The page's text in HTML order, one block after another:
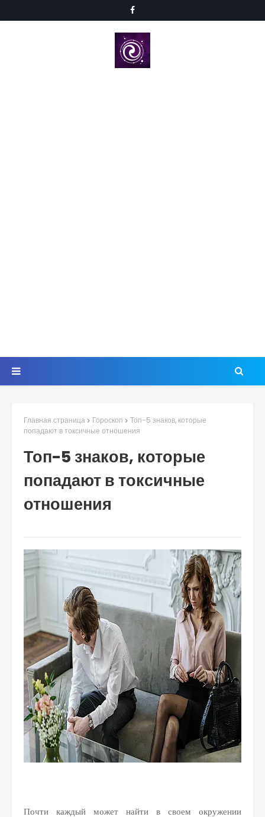
Главная страница Гороскоп
Топ-5 знаков, которые
попадают в токсичные отношения
Топ-5 знаков, которые
попадают в токсичные
отношения
Почти каждый может найти в своем окружении